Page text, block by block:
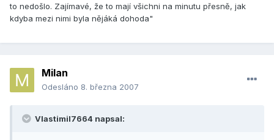
to nedošlo. Zajímavé, že to mají všichni na minutu přesně, jak
kdyba mezi nimi byla nějáká dohoda"
Milan
Odesláno 8. března 2007
Vlastimil7664 napsal: